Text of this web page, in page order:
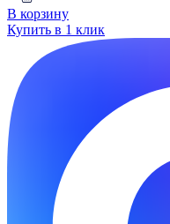
В корзину
Купить в 1 клик